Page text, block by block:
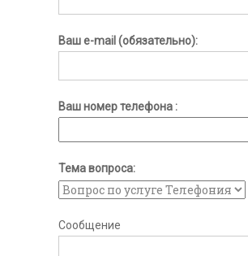
Ваш e-mail (обязательно):
Ваш номер телефона :
Тема вопроса:
Сообщение